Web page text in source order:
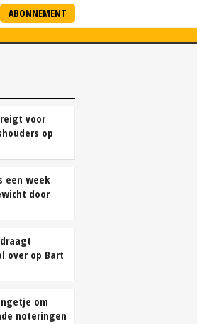
ABONNEMENT
voor
op
een week
door
van
over op Bart
om
noteringen